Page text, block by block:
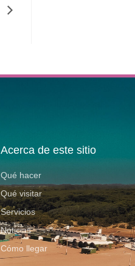
Acerca de este sitio
Qué hacer
Qué visitar
Servicios
Noticias
Cómo llegar